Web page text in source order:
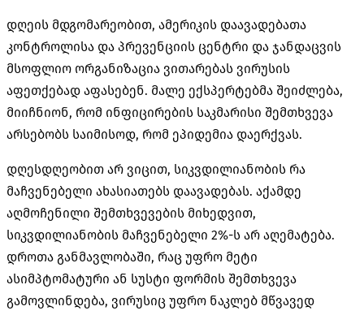
დღეის მდგომარეობით, ამერიკის დაავადებათა
კონტროლისა და პრევენციის ცენტრი და ჯანდაცვის
მსოფლიო ორგანიზაცია ვითარებას ვირუსის
აფეთქებად აფასებენ. მალე ექსპერტებმა შეიძლება,
მიიჩნიონ, რომ ინფიცირების საკმარისი შემთხვევა
არსებობს საიმისოდ, რომ ეპიდემია დაერქვას.
დღესდღეობით არ ვიცით, სიკვდილიანობის რა
მაჩვენებელი ახასიათებს დაავადებას. აქამდე
აღმოჩენილი შემთხვევების მიხედვით,
სიკვდილიანობის მაჩვენებელი 2%-ს არ აღემატება.
დროთა განმავლობაში, რაც უფრო მეტი
ასიმპტომატური ან სუსტი ფორმის შემთხვევა
გამოვლინდება, ვირუსიც უფრო ნაკლებ მწვავედ